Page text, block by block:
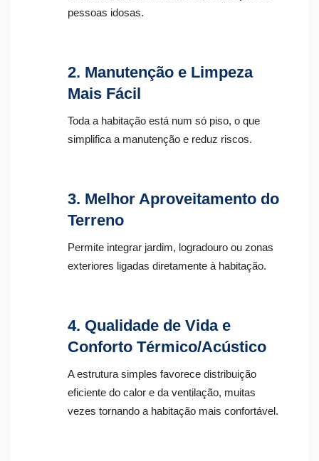
pessoas idosas.
2. Manutenção e Limpeza
Mais Fácil
Toda a habitação está num só piso, o que
simplifica a manutenção e reduz riscos.
3. Melhor Aproveitamento do
Terreno
Permite integrar jardim, logradouro ou zonas
exteriores ligadas diretamente à habitação.
4. Qualidade de Vida e
Conforto Térmico/Acústico
A estrutura simples favorece distribuição
eficiente do calor e da ventilação, muitas
vezes tornando a habitação mais confortável.